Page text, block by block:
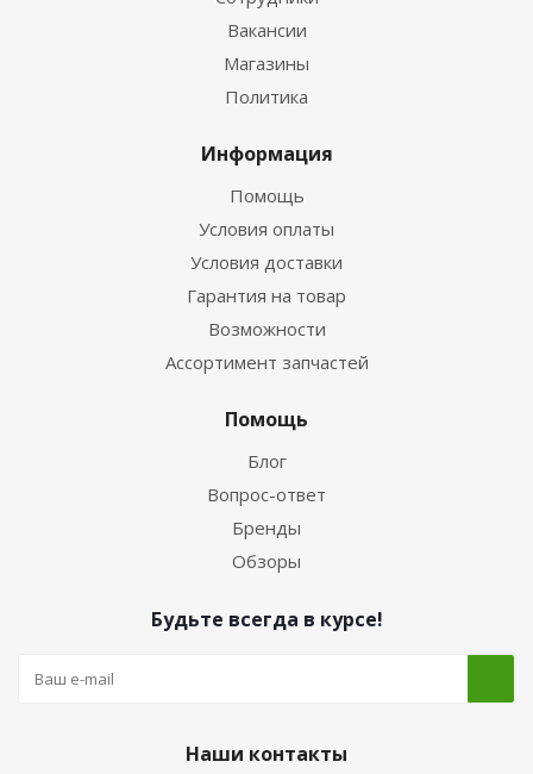
Вакансии
Магазины
Политика
Информация
Помощь
Условия оплаты
Условия доставки
Гарантия на товар
Возможности
Ассортимент запчастей
Помощь
Блог
Вопрос-ответ
Бренды
Обзоры
Будьте всегда в курсе!
Наши контакты